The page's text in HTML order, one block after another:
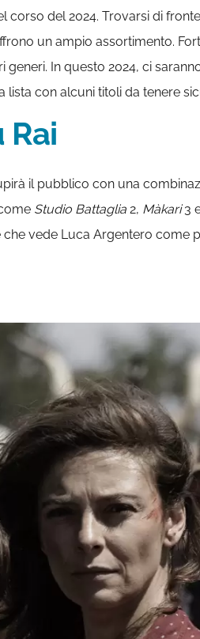
corso del 2024. Trovarsi di
un ampio assortimento.
In questo 2024, ci
con alcuni titoli da tenere
Rai
il pubblico con una
Studio Battaglia 2, Màkari3
che vede Luca Argentero come